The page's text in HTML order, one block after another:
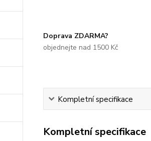
Doprava ZDARMA?
objednejte nad 1500 Kč
Kompletní specifikace
Kompletní specifikace